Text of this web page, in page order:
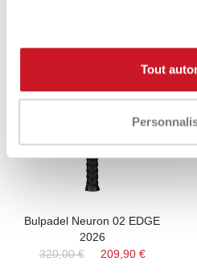
Tout
Bulpadel Neuron 02 EDGE
2026
320,00 €
209,90 €